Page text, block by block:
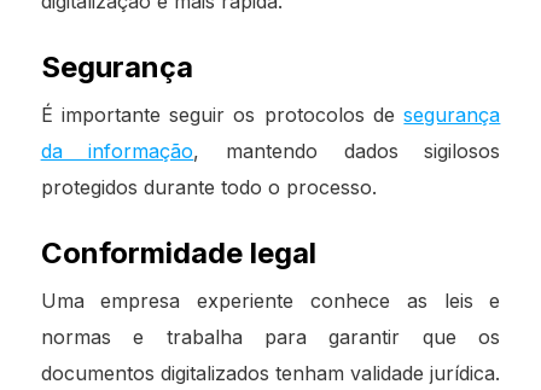
Segurança
É importante seguir os protocolos desegurança
da informação, mantendo dados sigilosos
protegidos durante todo o processo.
Conformidade legal
Uma empresa experiente conhece as leis e
normas e trabalha para garantir que os
documentos digitalizados tenham validade jurídica.